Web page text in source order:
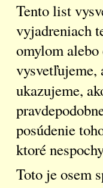
Tento list
vyjadreniach
omylom
vysvetľujeme,
ukazujeme,
posúdenie
ktoré
Toto je osem